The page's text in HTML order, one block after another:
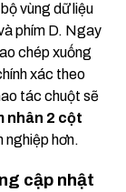
vùng dữ liệu
phím D. Ngay
chép xuống
xác theo
tác chuột sẽ
nhân 2 cột
nghiệp hơn.
cập nhật